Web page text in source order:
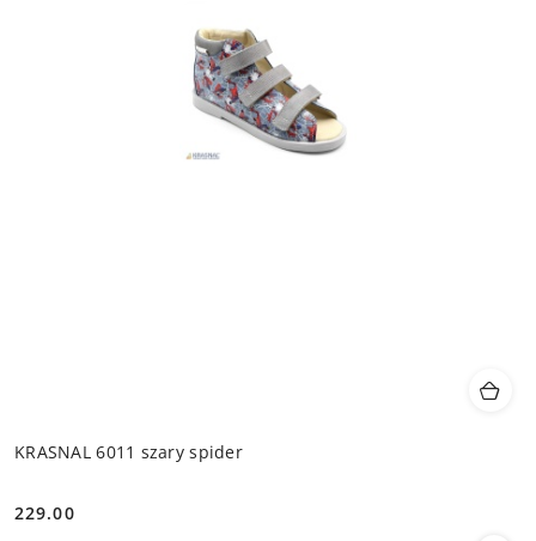
KRASNAL 6011 szary spider
Cena:
229.00